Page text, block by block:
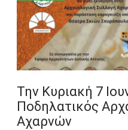
Την Κυριακή 7
Ποδηλατικός
Αχαρνών